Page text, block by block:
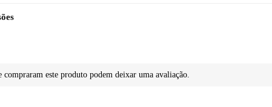
compraram este produto podem deixar uma avaliação.